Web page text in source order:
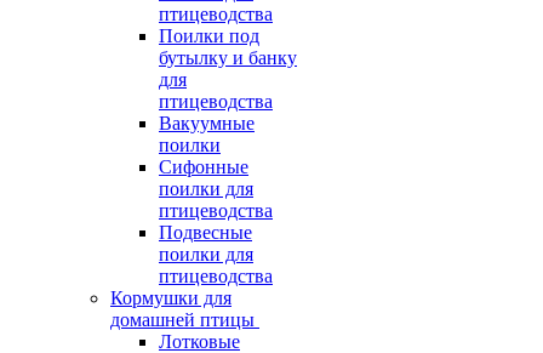
птицеводства
Поилки под
бутылку и банку
для
птицеводства
Вакуумные
поилки
Сифонные
поилки для
птицеводства
Подвесные
поилки для
птицеводства
Кормушки для
домашней птицы
Лотковые